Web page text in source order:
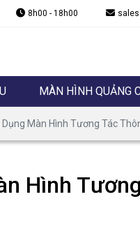
8h00 - 18h00
MÀN HÌNH QUẢNG
Màn Hình Tương Tác
Hình